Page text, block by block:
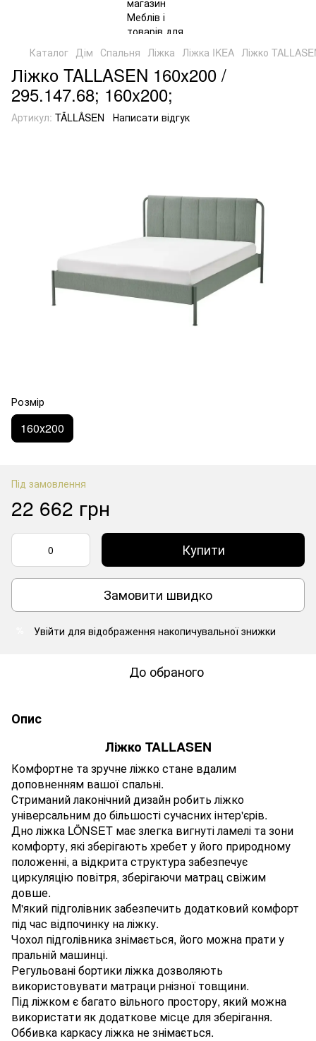
Каталог Дім Спальня Ліжка Ліжка IKEA Ліжко
Ліжко TALLASEN 160х200 /
295.147.68; 160x200;
Артикул: TÄLLÅSEN Написати відгук
Розмір
160х200
Під замовлення
22 662 грн
Купити
Замовити швидко
Увійти для відображення накопичувальної знижки
До обраного
Опис
Ліжко TALLASEN
Комфортне та зручне ліжко стане вдалим
доповненням вашої спальні.
Стриманий лаконічний дизайн робить ліжко
універсальним до більшості сучасних інтер'єрів.
Дно ліжка LÖNSET має злегка вигнуті ламелі та зони
комфорту, які зберігають хребет у його природному
положенні, а відкрита структура забезпечує
циркуляцію повітря, зберігаючи матрац свіжим
довше.
М'який підголівник забезпечить додатковий комфорт
під час відпочинку на ліжку.
Чохол підголівника знімається, його можна прати у
пральній машинці.
Регульовані бортики ліжка дозволяють
використовувати матраци рнізної товщини.
Під ліжком є багато вільного простору, який можна
використати як додаткове місце для зберігання.
Оббивка каркасу ліжка не знімається.